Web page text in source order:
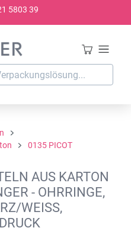
5803 39
0135 PICOT
AUS KARTON
- OHRRINGE,
WEISS,